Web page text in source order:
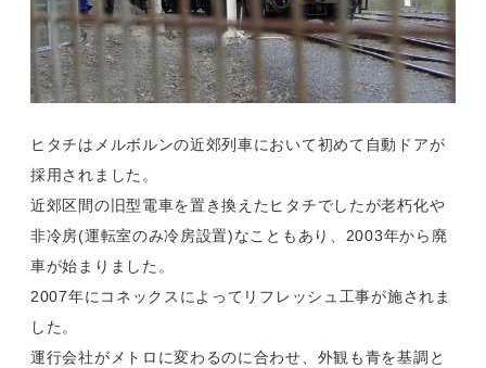
ヒタチはメルボルンの近郊列車において初めて自動ドアが
採用されました。
近郊区間の旧型電車を置き換えたヒタチでしたが老朽化や
非冷房(運転室のみ冷房設置)なこともあり、2003年から廃
車が始まりました。
2007年にコネックスによってリフレッシュ工事が施されま
した。
運行会社がメトロに変わるのに合わせ、外観も青を基調と